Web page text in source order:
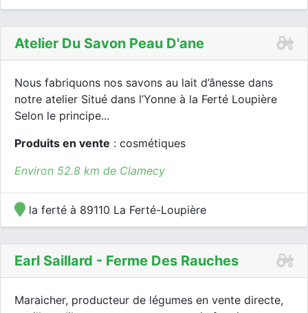
Atelier Du Savon Peau D'ane
Nous fabriquons nos savons au lait d’ânesse dans
notre atelier Situé dans l’Yonne à la Ferté Loupière
Selon le principe...
Produits en vente : cosmétiques
Environ 52.8 km de Clamecy
la ferté à 89110 La Ferté-Loupière
Earl Saillard - Ferme Des Rauches
Maraicher, producteur de légumes en vente directe,